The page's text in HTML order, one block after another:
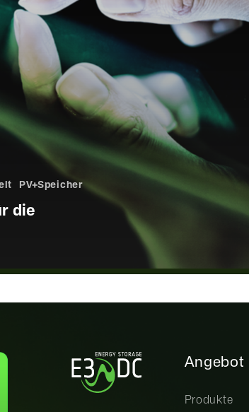
PV+Speicher
die
Angebot
Produkte